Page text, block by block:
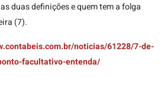
duas definições e quem tem a folga
(7).
noticias/61228/7-de-
facultativo-entenda/